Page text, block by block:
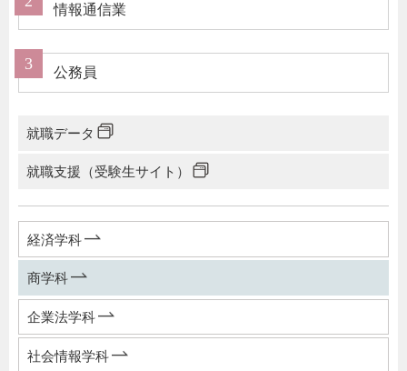
情報通信業
公務員
就職データ
就職支援（受験生サイト）
経済学科
商学科
企業法学科
社会情報学科